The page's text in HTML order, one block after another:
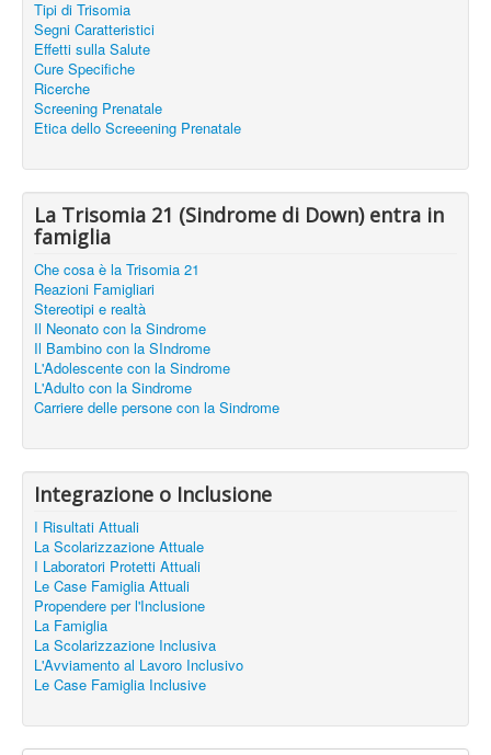
Tipi di Trisomia
Segni Caratteristici
Effetti sulla Salute
Cure Specifiche
Ricerche
Screening Prenatale
Etica dello Screeening Prenatale
La Trisomia 21 (Sindrome di Down) entra in
famiglia
Che cosa è la Trisomia 21
Reazioni Famigliari
Stereotipi e realtà
Il Neonato con la Sindrome
Il Bambino con la SIndrome
L'Adolescente con la Sindrome
L'Adulto con la Sindrome
Carriere delle persone con la Sindrome
Integrazione o Inclusione
I Risultati Attuali
La Scolarizzazione Attuale
I Laboratori Protetti Attuali
Le Case Famiglia Attuali
Propendere per l'Inclusione
La Famiglia
La Scolarizzazione Inclusiva
L'Avviamento al Lavoro Inclusivo
Le Case Famiglia Inclusive